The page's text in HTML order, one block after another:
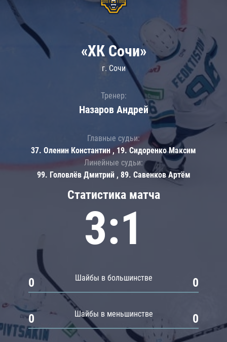
Статистика матча
3:1
Шайбы в большинстве
0 0
Шайбы в меньшинстве
0 0
«ХК Сочи»
г. Сочи
Тренер:
Назаров Андрей
Главные судьи:
37. Оленин Константин , 19. Сидоренко Максим
Линейные судьи:
99. Головлёв Дмитрий , 89. Савенков Артём